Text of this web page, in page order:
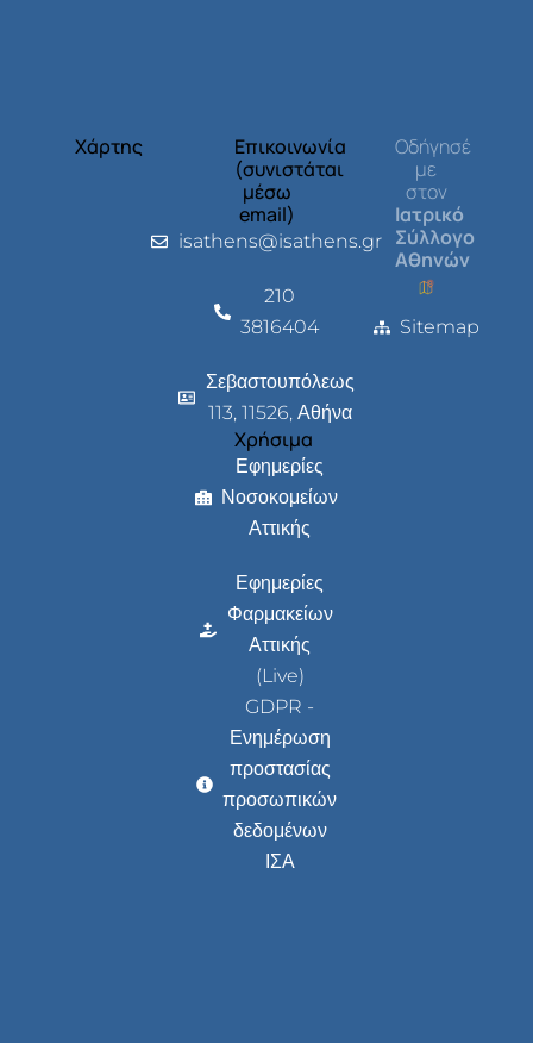
Χάρτης
Επικοινωνία
(συνιστάται
μέσω
email)
isathens@isathens.gr
210
3816404
Σεβαστουπόλεως
113, 11526, Αθήνα
Χρήσιμα
Εφημερίες
Νοσοκομείων
Αττικής
Εφημερίες
Φαρμακείων
Αττικής
(Live)
GDPR -
Ενημέρωση
προστασίας
προσωπικών
δεδομένων
ΙΣΑ
Οδήγησέ
με
στον
Ιατρικό
Σύλλογο
Αθηνών
Sitemap